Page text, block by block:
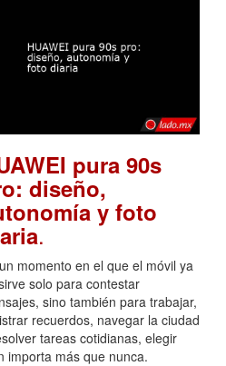
pura 90s
diseño,
y foto
.
momento en el que el móvil ya
solo para contestar
sino también para trabajar,
recuerdos, navegar la ciudad
tareas cotidianas, elegir
importa más que nunca.